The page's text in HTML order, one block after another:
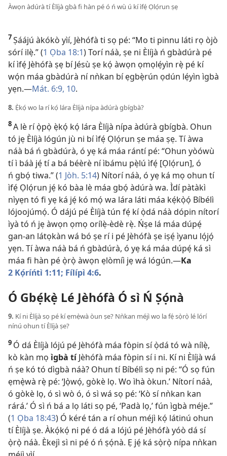
Àwọn àdúrà tí Èlíjà gbà fi hàn pé ó ń wù ú kí ìfẹ́ Ọlọ́run ṣẹ
7Ṣáájú àkókò yìí, Jèhófà ti sọ pé: “Mo ti pinnu láti rọ òjò
sórí ilẹ̀.” (1 Ọba 18:1) Torí náà, ṣe ni Èlíjà ń gbàdúrà pé
kí ìfẹ́ Jèhófà ṣẹ bí Jésù ṣe kọ́ àwọn ọmọlẹ́yìn rẹ̀ pé kí
wọ́n máa gbàdúrà ní nǹkan bí ẹgbẹ̀rún ọdún lẹ́yìn ìgbà
yẹn.—Mát. 6:9, 10.
8. Ẹ̀kọ́ wo la rí kọ́ lára Èlíjà nípa àdúrà gbígbà?
8A lè rí ọ̀pọ̀ ẹ̀kọ́ kọ́ lára Èlíjà nípa àdúrà gbígbà. Ohun
tó jẹ Èlíjà lógún jù ni bí ìfẹ́ Ọlọ́run ṣe máa ṣẹ. Tí àwa
náà bá ń gbàdúrà, ó yẹ ká máa rántí pé: “Ohun yòówù
tí ì báà jẹ́ tí a bá béèrè ní ìbámu pẹ̀lú ìfẹ́ [Ọlọ́run], ó
ń gbọ́ tiwa.” (1 Jòh. 5:14) Nítorí náà, ó yẹ ká mọ ohun tí
ìfẹ́ Ọlọ́run jẹ́ kó bàa lè máa gbọ́ àdúrà wa. Ìdí pàtàkì
nìyẹn tó fi yẹ ká jẹ́ kó mọ́ wa lára láti máa kẹ́kọ̀ọ́ Bíbélì
lójoojúmọ́. Ó dájú pé Èlíjà tún fẹ́ kí ọ̀dá náà dópin nítorí
ìyà tó ń jẹ àwọn ọmọ orílẹ̀-èdè rẹ̀. Ńṣe lá máa dúpẹ́
gan-an látọkàn wá bó ṣe rí i pé Jèhófà ṣe iṣẹ́ ìyanu lọ́jọ́
yẹn. Tí àwa náà bá ń gbàdúrà, ó yẹ ká máa dúpẹ́ ká sì
máa fi hàn pé ọ̀rọ̀ àwọn ẹlòmíì jẹ wá lógún.—Ka
2 Kọ́ríńtì 1:11; Fílípì 4:6.
Ó Gbẹ́kẹ̀ Lé Jèhófà Ó sì Ń Ṣọ́nà
9. Kí ni Èlíjà sọ pé kí ẹmẹ̀wà òun ṣe? Nǹkan méjì wo la fẹ́ sọ̀rọ̀ lé lórí
nínú ohun tí Èlíjà ṣe?
9 Ó dá Èlíjà lójú pé Jèhófà máa fòpin sí ọ̀dá tó wà nílẹ̀,
kò kàn mọ ìgbà tíJèhófà máa fòpin sí i ni. Kí ni Èlíjà wá
ń ṣe kó tó dìgbà náà? Ohun tí Bíbélì sọ ni pé: “Ó sọ fún
ẹmẹ̀wà rẹ̀ pé: ‘Jọ̀wọ́, gòkè lọ. Wo ìhà òkun.’ Nítorí náà,
ó gòkè lọ, ó sì wò ó, ó sì wá sọ pé: ‘Kò sí nǹkan kan
rárá.’ Ó sì ń bá a lọ láti sọ pé, ‘Padà lọ,’ fún ìgbà méje.”
(1 Ọba 18:43) Ó kéré tán a rí ohun méjì kọ́ látinú ohun
tí Èlíjà ṣe. Àkọ́kọ́ ni pé ó dá a lójú pé Jèhófà yóò dá sí
ọ̀rọ̀ náà. Èkejì sì ni pé ó ń ṣọ́nà. Ẹ jẹ́ ká sọ̀rọ̀ nípa nǹkan